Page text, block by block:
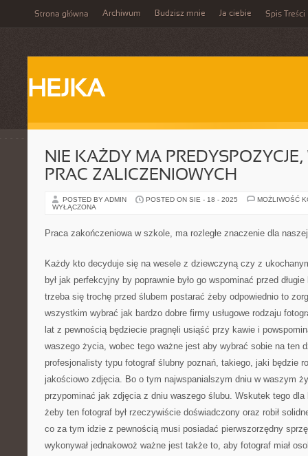
Strona główna Archiwum Budzisz mnie Ja ciebie Spis Treści
HEJKA
NIE KAŻDY MA
PRAC ZALICZENIOWYCH
POSTED BY ADMIN POSTED ON SIE - 18 - 2025
MOŻLIWOŚĆ
WYŁĄCZONA
Praca zakończeniowa w szkole, ma rozległe znaczenie dla
Każdy kto decyduje się na wesele z dziewczyną czy z
był jak perfekcyjny by poprawnie było go wspominać przed
trzeba się trochę przed ślubem postarać żeby odpowiednio to
wszystkim wybrać jak bardzo dobre firmy usługowe rodzaju
lat z pewnością będziecie pragnęli usiąść przy kawie i
waszego życia, wobec tego ważne jest aby wybrać sobie na ten
profesjonalisty typu fotograf ślubny poznań, takiego, jaki będzie
jakościowo zdjęcia. Bo o tym najwspanialszym dniu w waszym
przypominać jak zdjęcia z dniu waszego ślubu. Wskutek tego
żeby ten fotograf był rzeczywiście doświadczony oraz robił
co za tym idzie z pewnością musi posiadać pierwszorzędny
wykonywał jednakowoż ważne jest także to, aby fotograf miał